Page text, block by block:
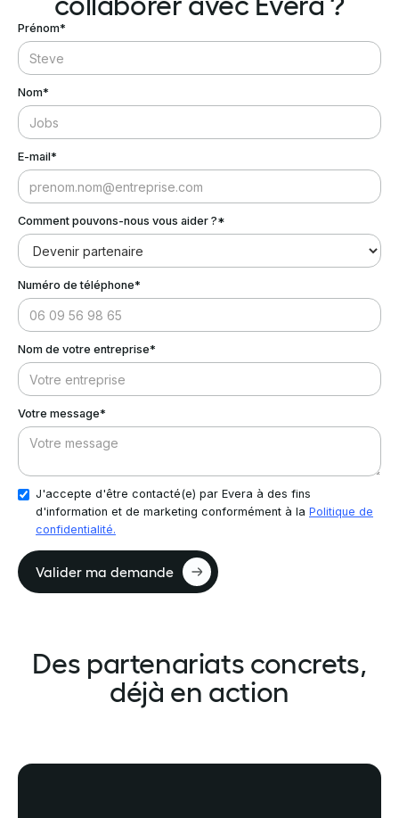
Prénom*
Nom*
E-mail*
Comment pouvons-nous vous aider ?*
Numéro de téléphone*
Nom de votre entreprise*
Votre message*
J'accepte d'être contacté(e) par Evera à des fins
d'information et de marketing conformément à la Politique de
confidentialité.
Des partenariats concrets,
déjà en action